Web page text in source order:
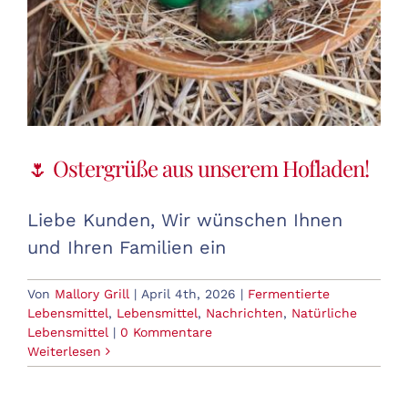
🌷 Ostergrüße aus unserem Hofladen!
Liebe Kunden, Wir wünschen Ihnen
und Ihren Familien ein
Von Mallory Grill | April 4th, 2026 | Fermentierte
Lebensmittel, Lebensmittel, Nachrichten, Natürliche
Lebensmittel | 0 Kommentare
Weiterlesen